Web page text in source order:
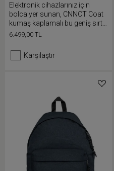
Elektronik cihazlarınız için
bolca yer sunan, CNNCT Coat
kumaş kaplamalı bu geniş sırt
çantası eşyalarınızı düzenleme
6.499,00 TL
Karşılaştır